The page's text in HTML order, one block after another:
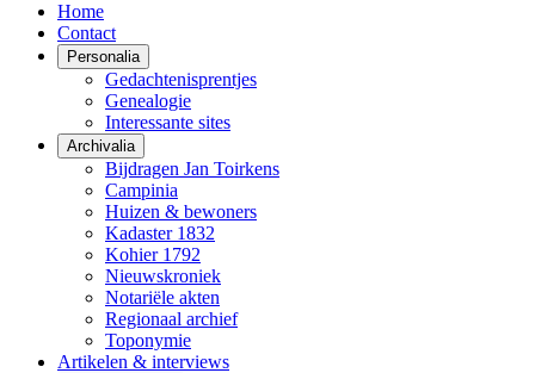
Home
Contact
Personalia
Gedachtenisprentjes
Genealogie
Interessante sites
Archivalia
Bijdragen Jan Toirkens
Campinia
Huizen & bewoners
Kadaster 1832
Kohier 1792
Nieuwskroniek
Notariële akten
Regionaal archief
Toponymie
Artikelen & interviews